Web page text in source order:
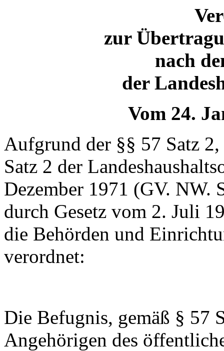
zur
nach
der
Vom 24.
Aufgrund der §§ 57 Satz
Satz 2 der
Dezember 1971 (GV. NW.
durch Gesetz vom 2. Juli
die Behörden und
verordnet:
Die Befugnis, gemäß § 57
Angehörigen des